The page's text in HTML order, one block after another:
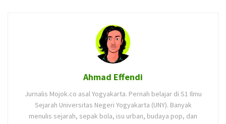
Ahmad Effendi
Jurnalis Mojok.co asal Yogyakarta. Pernah belajar di S1 Ilmu
Sejarah Universitas Negeri Yogyakarta (UNY). Banyak
menulis sejarah, sepak bola, isu urban, budaya pop, dan